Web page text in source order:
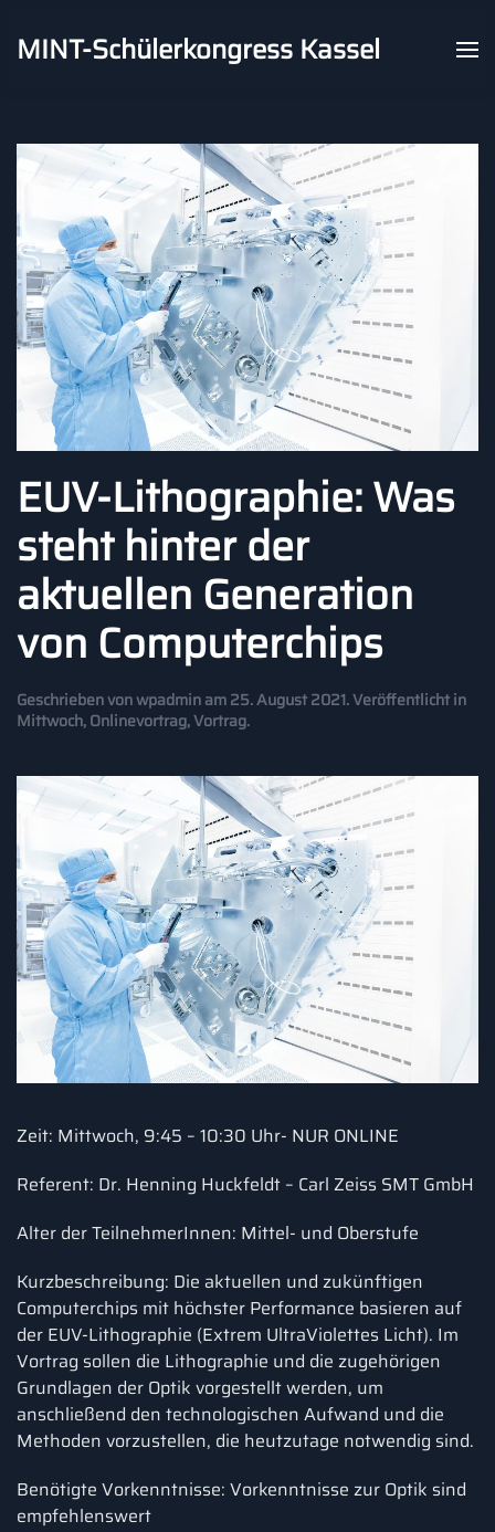
Skip to main content
MINT-Schülerkongress Kassel
EUV-Lithographie: Was
steht hinter der
aktuellen Generation
von Computerchips
Geschrieben vonwpadminam25. August 2021. Veröffentlicht in
Mittwoch,Onlinevortrag,Vortrag.
Zeit: Mittwoch, 9:45 – 10:30 Uhr- NUR ONLINE
Referent: Dr. Henning Huckfeldt – Carl Zeiss SMT GmbH
Alter der TeilnehmerInnen: Mittel- und Oberstufe
Kurzbeschreibung: Die aktuellen und zukünftigen
Computerchips mit höchster Performance basieren auf
der EUV-Lithographie (Extrem UltraViolettes Licht). Im
Vortrag sollen die Lithographie und die zugehörigen
Grundlagen der Optik vorgestellt werden, um
anschließend den technologischen Aufwand und die
Methoden vorzustellen, die heutzutage notwendig sind.
Benötigte Vorkenntnisse: Vorkenntnisse zur Optik sind
empfehlenswert